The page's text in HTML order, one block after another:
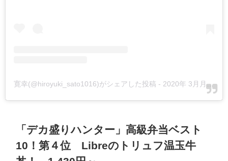
寛幸(@hiroyuki_sato1016)がシェアした投稿 - 2020年 3月月31日午後10時58分PDT
「デカ盛りハンター」高級弁当ベスト
10！第４位 Libreのトリュフ温玉牛